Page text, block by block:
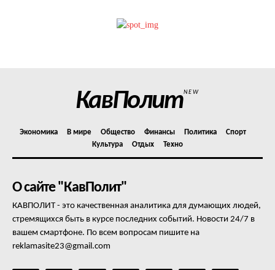
Политика конфиденциальности
КавПолитNEW
Экономика В мире Общество Финансы Политика
Спорт
Культура
Отдых Техно
О сайте "КавПолит"
КАВПОЛИТ - это качественная аналитика для думающих людей,
стремящихся быть в курсе последних событий. Новости 24/7 в
вашем смартфоне. По всем вопросам пишите на
reklamasite23@gmail.com